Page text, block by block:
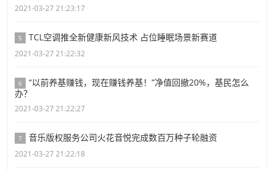
2021-03-27 21:23:17
5 TCL空调推全新健康新风技术 占位睡眠场景新赛道
2021-03-27 21:22:32
6
“以前养基赚钱，现在赚钱养基！”净值回撤20%，基民怎么
办？
2021-03-27 21:22:27
7 音乐版权服务公司火花音悦完成数百万种子轮融资
2021-03-27 21:22:18